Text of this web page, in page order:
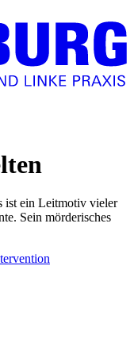
ist ein Leitmotiv vieler
Sein mörderisches